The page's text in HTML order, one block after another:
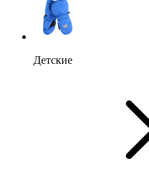
Детские